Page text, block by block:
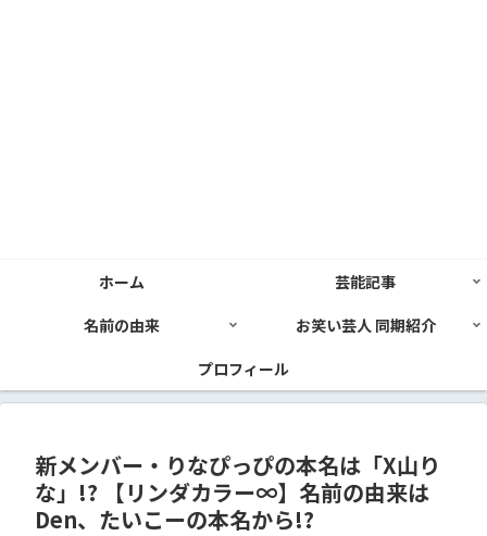
ホーム
芸能記事
名前の由来
お笑い芸人 同期紹介
プロフィール
新メンバー・りなぴっぴの本名は「X山り
な」!? 【リンダカラー∞】名前の由来は
Den、たいこーの本名から!?